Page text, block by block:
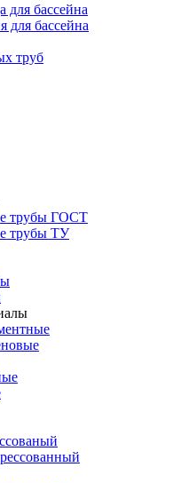
для бассейна
для бассейна
труб
трубы ГОСТ
трубы ТУ